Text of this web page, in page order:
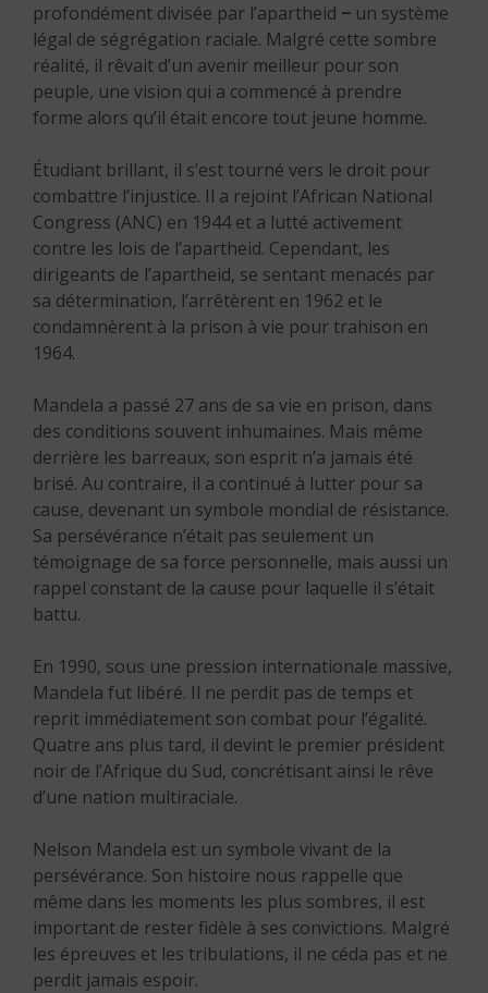
profondément divisée par l’apartheid − un système
légal de ségrégation raciale. Malgré cette sombre
réalité, il rêvait d’un avenir meilleur pour son
peuple, une vision qui a commencé à prendre
forme alors qu’il était encore tout jeune homme.
Étudiant brillant, il s’est tourné vers le droit pour
combattre l’injustice. Il a rejoint l’African National
Congress (ANC) en 1944 et a lutté activement
contre les lois de l’apartheid. Cependant, les
dirigeants de l’apartheid, se sentant menacés par
sa détermination, l’arrêtèrent en 1962 et le
condamnèrent à la prison à vie pour trahison en
1964.
Mandela a passé 27 ans de sa vie en prison, dans
des conditions souvent inhumaines. Mais même
derrière les barreaux, son esprit n’a jamais été
brisé. Au contraire, il a continué à lutter pour sa
cause, devenant un symbole mondial de résistance.
Sa persévérance n’était pas seulement un
témoignage de sa force personnelle, mais aussi un
rappel constant de la cause pour laquelle il s’était
battu.
En 1990, sous une pression internationale massive,
Mandela fut libéré. Il ne perdit pas de temps et
reprit immédiatement son combat pour l’égalité.
Quatre ans plus tard, il devint le premier président
noir de l’Afrique du Sud, concrétisant ainsi le rêve
d’une nation multiraciale.
Nelson Mandela est un symbole vivant de la
persévérance. Son histoire nous rappelle que
même dans les moments les plus sombres, il est
important de rester fidèle à ses convictions. Malgré
les épreuves et les tribulations, il ne céda pas et ne
perdit jamais espoir.